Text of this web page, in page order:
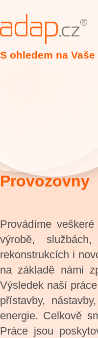
Provozovny
Provádíme
výrobě,
rekonstrukcích i
na základě námi
Výsledek naší
přístavby,
energie. Celkově
Práce jsou
S ohledem na